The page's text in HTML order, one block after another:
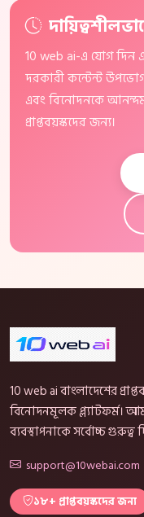
10 web ai-এ যোগ
দরকারী কন্টেন্ট
এবং বিনোদনকে
প্রাপ্তবয়স্কদের জন্য।
10 web ai বাংলাদেশের
বিনোদনমূলক প্ল্যাটফর্ম।
ব্যবস্থাপনাকে সর্বোচ্চ গুরুত্ব
support@10webai.com
১৮+ প্রাপ্তবয়স্কদের জন্য